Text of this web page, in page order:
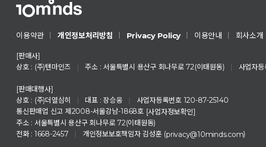
이용약관 개인정보처리방침 Privacy Policy 이용안내 회사소개
[판매사]
상호 : (주)텐마인즈
| 주소 : 서울특별시 용산구 회나무로 72(이태원동) | 사업자
[판매대행사]
상호 : (주)더열심히
| 대표 : 장승웅 |
사업자등록번호 120-87-25140
통신판매업 신고 제2008-서울강남-1868호 [사업자정보확인]
주소 : 서울특별시 용산구 회나무로 72(이태원동)
전화 : 1668-2457
개인정보보호책임자 김성훈 (privacy@10minds.com)